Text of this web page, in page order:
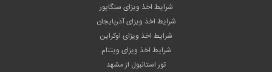
شرایط اخذ ویزای سنگاپور
شرایط اخذ ویزای آذربایجان
شرایط اخذ ویزای اوکراین
شرایط اخذ ویزای ویتنام
تور استانبول از مشهد